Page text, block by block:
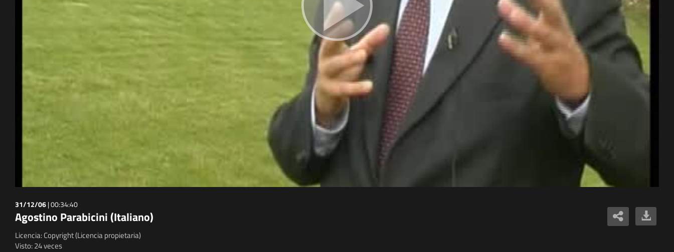
31/12/06|00:34:40
Agostino Parabicini (Italiano)
Licencia: Copyright (Licencia propietaria)
Visto: 24 veces